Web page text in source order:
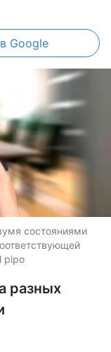
Google
состояниями
pipo
разных